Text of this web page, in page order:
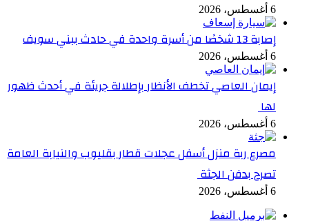
6 أغسطس، 2026
إصابة 13 شخصًا من أسرة واحدة في حادث ببني سويف
6 أغسطس، 2026
إيمان العاصي تخطف الأنظار بإطلالة جريئة في أحدث ظهور
لها
6 أغسطس، 2026
مصرع ربة منزل أسفل عجلات قطار بقليوب والنيابة العامة
تصرح بدفن الجثة
6 أغسطس، 2026